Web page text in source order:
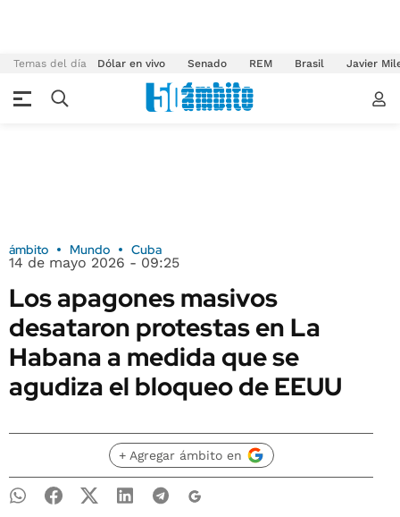
Temas del día Dólar en vivo Senado REM Brasil Javier
ámbito Mundo Cuba
14 de mayo 2026 - 09:25
Los apagones masivos
desataron protestas en La
Habana a medida que se
agudiza el bloqueo de EEUU
+ Agregar ámbito en